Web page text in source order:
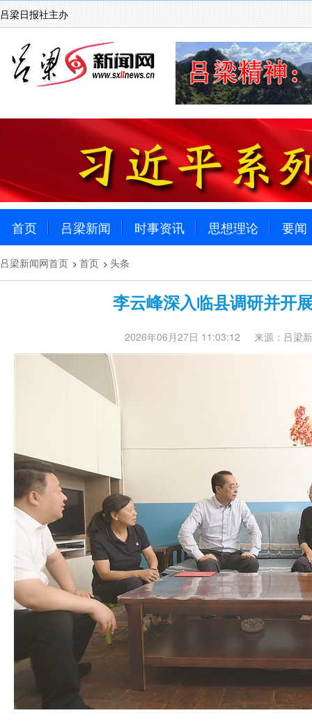
吕梁日报社主办
首页 吕梁新闻 时事资讯 思想理论 要闻
吕梁新闻网首页 > 首页 > 头条
李云峰深入临县调研并开
2026年06月27日 11:03:12 来源：吕梁